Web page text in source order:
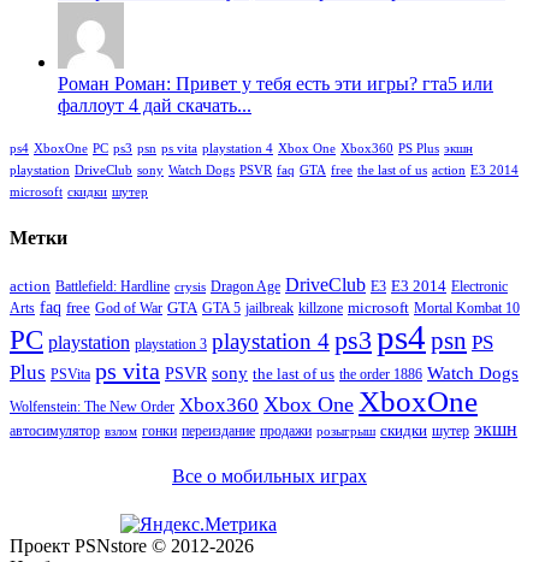
Роман Роман: Привет у тебя есть эти игры? гта5 или
фаллоут 4 дай скачать...
ps4 XboxOne PC ps3 psn ps vita playstation 4 Xbox One Xbox360 PS Plus экшн
playstation DriveClub sony Watch Dogs PSVR faq GTA free the last of us action E3 2014
microsoft скидки шутер
Метки
action Battlefield: Hardline crysis Dragon Age DriveClub E3 E3 2014 Electronic
Arts faq free God of War GTA GTA 5 jailbreak killzone microsoft Mortal Kombat 10
PC playstation playstation 3 playstation 4ps3 ps4 psn PS
Plus PSVita ps vita PSVR sony the last of us the order 1886 Watch Dogs
Wolfenstein: The New Order Xbox360 Xbox One XboxOne
автосимулятор взлом гонки переиздание продажи розыгрыш скидки шутер экшн
Все о мобильных играх
Проект PSNstore © 2012-2026